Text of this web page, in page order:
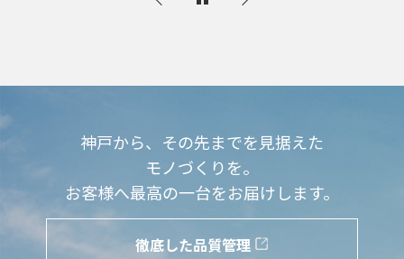
神戸から、その先までを見据えた
モノづくりを。
お客様へ最高の一台をお届けします。
徹底した品質管理